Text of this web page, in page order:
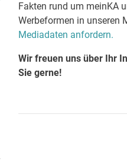
Fakten rund um meinKA
Werbeformen in unseren
Mediadaten anfordern.
Wir freuen uns über Ihr
Sie gerne!